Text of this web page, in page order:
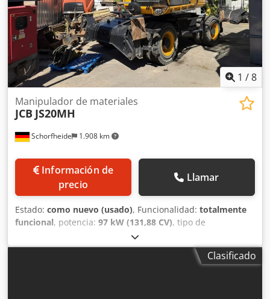
1 /8
Schorfheide 1.908 km
Manipulador de materiales
JCB JS20MH
Información de
precio
Llamar
Estado: como nuevo (usado), Funcionalidad: totalmente
funcional, potencia: 97 kW (131,88 CV), tipo de
amarillo
Año de fabricación:2024, horas de funcionamiento:500 h,
, Máquina
Clasificado